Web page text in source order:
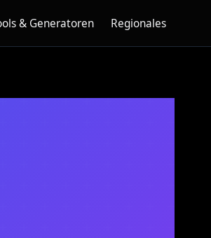
& Generatoren Regionales